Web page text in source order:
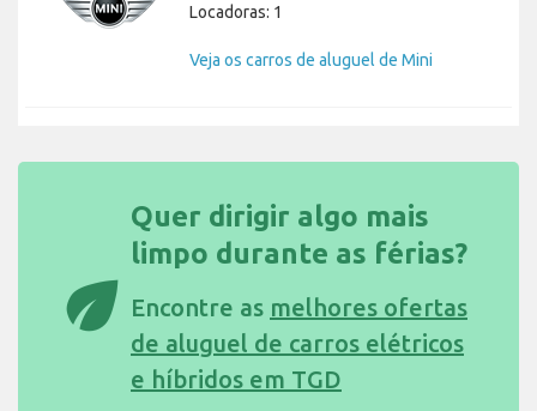
Locadoras: 1
Veja os carros de aluguel de Mini
eco
Quer dirigir algo mais
limpo durante as férias?
Encontre as melhores ofertas
de aluguel de carros elétricos
e híbridos em TGD